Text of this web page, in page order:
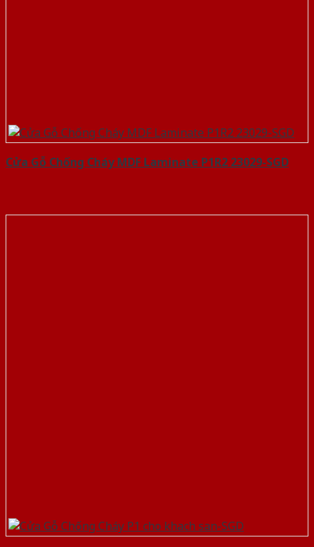
Cửa Gỗ Chống Cháy MDF Laminate P1R2 23029-SGD